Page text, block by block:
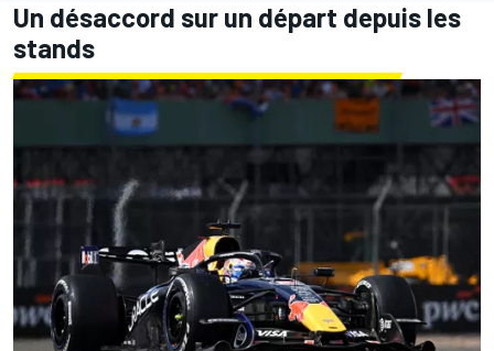
Un désaccord sur un départ depuis les
stands